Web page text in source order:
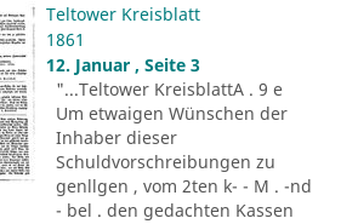
Teltower Kreisblatt
1861
12. Januar , Seite 3
"...Teltower KreisblattA . 9 e
Um etwaigen Wünschen der
Inhaber dieser
Schuldvorschreibungen zu
genllgen , vom 2ten k- - M . -nd
- bel . den gedachten Kassen